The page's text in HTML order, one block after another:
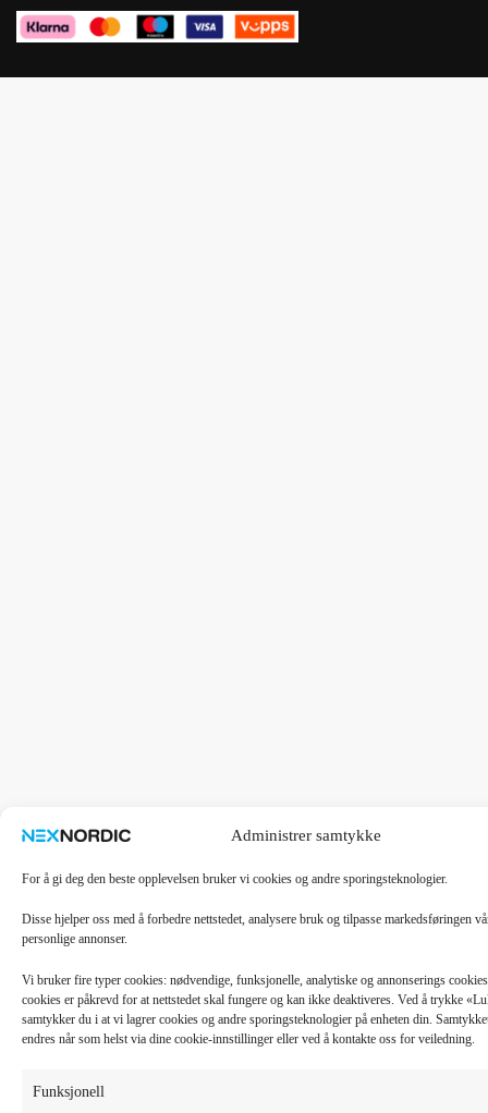
Administrer samtykke
For å gi deg den beste opplevelsen bruker vi cookies og andre sporingsteknologier.
Disse hjelper oss med å forbedre nettstedet, analysere bruk og tilpasse markedsføringen
personlige annonser.
Vi bruker fire typer cookies: nødvendige, funksjonelle, analytiske og annonserings
cookies er påkrevd for at nettstedet skal fungere og kan ikke deaktiveres. Ved å trykke
samtykker du i at vi lagrer cookies og andre sporingsteknologier på enheten din.
endres når som helst via dine cookie-innstillinger eller ved å kontakte oss for veiledning.
Funksjonell